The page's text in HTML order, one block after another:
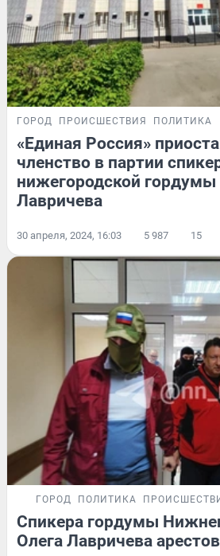
ГОРОД ПРОИСШЕСТВИЯ ПОЛИТИКА
«Единая Россия»
членство в партии
нижегородской гордумы
Лавричева
30 апреля, 2024, 16:03 5 987 15
ГОРОД ПОЛИТИКА
Спикера гордумы
Олега Лавричева